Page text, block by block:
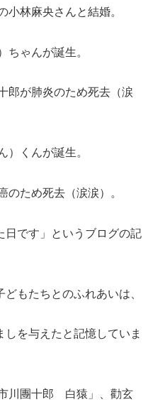
小林麻央さんと結婚。
ちゃんが誕生。
郎が肺炎のため死去（涙
）くんが誕生。
のため死去（涙涙）。
日です」というブログの記
もたちとのふれあいは、
を与えたと記憶していま
川團十郎 白猿」、勸玄